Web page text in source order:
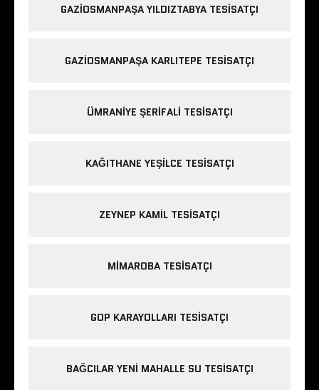
GAZIOSMANPAŞA YILDIZTABYA TESISATÇI
GAZIOSMANPAŞA KARLITEPE TESISATÇI
ÜMRANIYE ŞERIFALI TESISATÇI
KAĞITHANE YEŞILCE TESISATÇI
ZEYNEP KAMIL TESISATÇI
MIMAROBA TESISATÇI
GOP KARAYOLLARI TESISATÇI
BAĞCILAR YENI MAHALLE SU TESISATÇI